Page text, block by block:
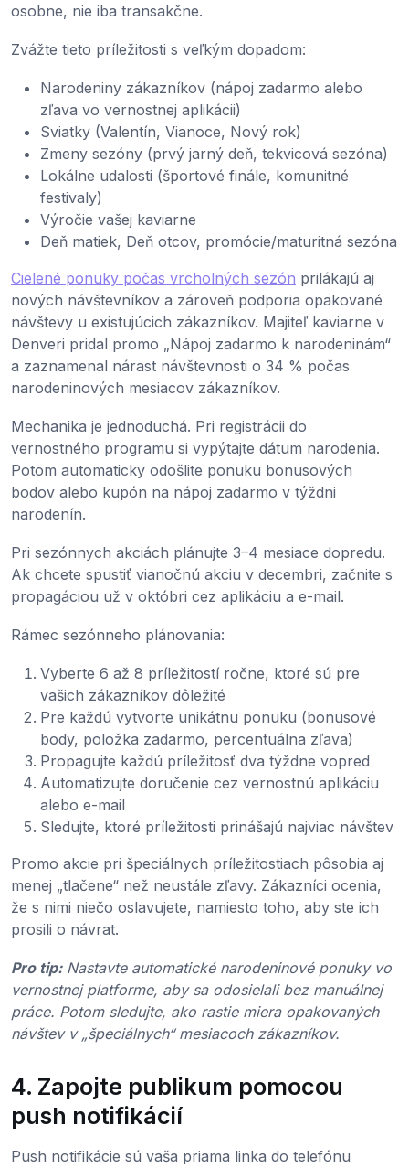
osobne, nie iba transakčne.
Zvážte tieto príležitosti s veľkým dopadom:
Narodeniny zákazníkov (nápoj zadarmo alebo
zľava vo vernostnej aplikácii)
Sviatky (Valentín, Vianoce, Nový rok)
Zmeny sezóny (prvý jarný deň, tekvicová sezóna)
Lokálne udalosti (športové finále, komunitné
festivaly)
Výročie vašej kaviarne
Deň matiek, Deň otcov, promócie/maturitná sezóna
Cielené ponuky počas vrcholných sezón prilákajú aj
nových návštevníkov a zároveň podporia opakované
návštevy u existujúcich zákazníkov. Majiteľ kaviarne v
Denveri pridal promo „Nápoj zadarmo k narodeninám“
a zaznamenal nárast návštevnosti o 34 % počas
narodeninových mesiacov zákazníkov.
Mechanika je jednoduchá. Pri registrácii do
vernostného programu si vypýtajte dátum narodenia.
Potom automaticky odošlite ponuku bonusových
bodov alebo kupón na nápoj zadarmo v týždni
narodenín.
Pri sezónnych akciách plánujte 3–4 mesiace dopredu.
Ak chcete spustiť vianočnú akciu v decembri, začnite s
propagáciou už v októbri cez aplikáciu a e-mail.
Rámec sezónneho plánovania:
Vyberte 6 až 8 príležitostí ročne, ktoré sú pre
vašich zákazníkov dôležité
Pre každú vytvorte unikátnu ponuku (bonusové
body, položka zadarmo, percentuálna zľava)
Propagujte každú príležitosť dva týždne vopred
Automatizujte doručenie cez vernostnú aplikáciu
alebo e-mail
Sledujte, ktoré príležitosti prinášajú najviac návštev
Promo akcie pri špeciálnych príležitostiach pôsobia aj
menej „tlačene“ než neustále zľavy. Zákazníci ocenia,
že s nimi niečo oslavujete, namiesto toho, aby ste ich
prosili o návrat.
Pro tip: Nastavte automatické narodeninové ponuky vo
vernostnej platforme, aby sa odosielali bez manuálnej
práce. Potom sledujte, ako rastie miera opakovaných
návštev v „špeciálnych“ mesiacoch zákazníkov.
4. Zapojte publikum pomocou
push notifikácií
Push notifikácie sú vaša priama linka do telefónu